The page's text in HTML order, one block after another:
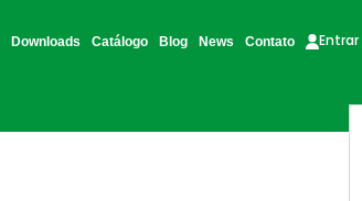
Downloads Catálogo Blog News Contato Entrar